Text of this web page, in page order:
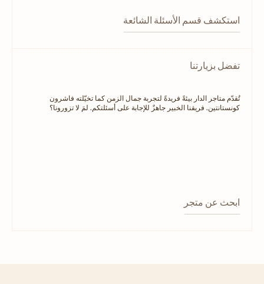
استكشف قسم الأسئلة الشائعة
تفضل بزيارتنا
تُقدّم متاجر الدار بيئةً فريدةً لتجربة جمال الزمن كما تخيّلته فاشرون
كونستانتين. فريقنا الخبير جاهزٌ للإجابة على أسئلتكم. لمَ لا تزورونا؟
ابحث عن متجر